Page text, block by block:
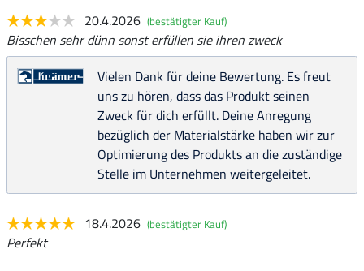
20.4.2026 (bestätigter Kauf)
Bisschen sehr dünn sonst erfüllen sie ihren zweck
Vielen Dank für deine Bewertung. Es freut
uns zu hören, dass das Produkt seinen
Zweck für dich erfüllt. Deine Anregung
bezüglich der Materialstärke haben wir zur
Optimierung des Produkts an die zuständige
Stelle im Unternehmen weitergeleitet.
18.4.2026 (bestätigter Kauf)
Perfekt